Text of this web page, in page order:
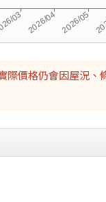
際價格仍會因屋況、